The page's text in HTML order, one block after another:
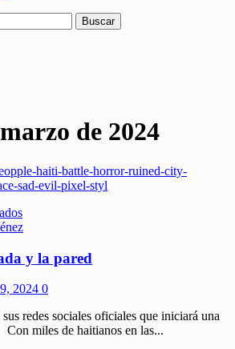
de 2024
y la pared
2024 0
redes sociales oficiales que iniciará una
miles de haitianos en las...